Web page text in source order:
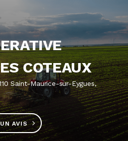
COTEAUX
Saint-Maurice-sur-Eygues,
AVIS